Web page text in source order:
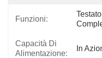
Funzioni:
Capacità Di
Alimentazione:
In